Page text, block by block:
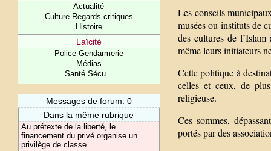
Actualité
Culture Regards critiques
Histoire
Laïcité
Police Gendarmerie
Médias
Santé Sécu...
Messages de forum: 0
Dans la même rubrique
Au prétexte de la liberté, le
financement du privé organise un
privilège de classe
Les conseils
musées ou instituts de
des cultures de
même leurs initiateurs
Cette politique à
celles et ceux, de
religieuse.
Ces sommes,
portés par des